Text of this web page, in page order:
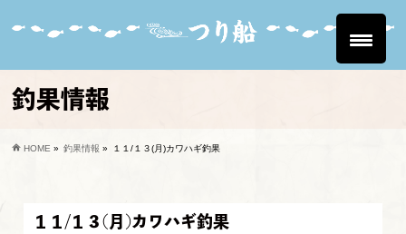
釣果情報
HOME » 釣果情報 » １１/１３(月)カワハギ釣果
１１/１３(月)カワハギ釣果